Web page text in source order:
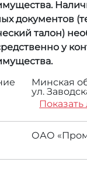
документов
талон)
у
Минская
ул.
Показать
ОАО